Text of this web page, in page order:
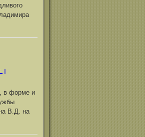
в форме и
В.Д. на